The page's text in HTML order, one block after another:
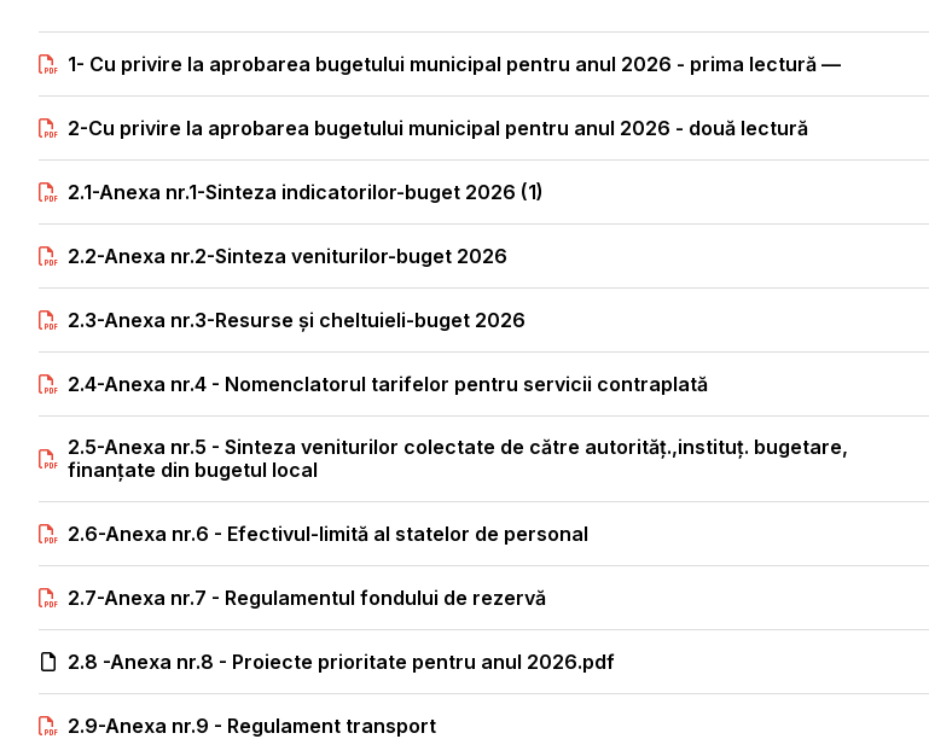
1- Cu privire la aprobarea bugetului municipal pentru anul 2026 - prima lectură —
2-Cu privire la aprobarea bugetului municipal pentru anul 2026 - două lectură
2.1-Anexa nr.1-Sinteza indicatorilor-buget 2026 (1)
2.2-Anexa nr.2-Sinteza veniturilor-buget 2026
2.3-Anexa nr.3-Resurse și cheltuieli-buget 2026
2.4-Anexa nr.4 - Nomenclatorul tarifelor pentru servicii contraplată
2.5-Anexa nr.5 - Sinteza veniturilor colectate de către autorităț.,instituț. bugetare,
finanțate din bugetul local
2.6-Anexa nr.6 - Efectivul-limită al statelor de personal
2.7-Anexa nr.7 - Regulamentul fondului de rezervă
2.8 -Anexa nr.8 - Proiecte prioritate pentru anul 2026.pdf
2.9-Anexa nr.9 - Regulament transport